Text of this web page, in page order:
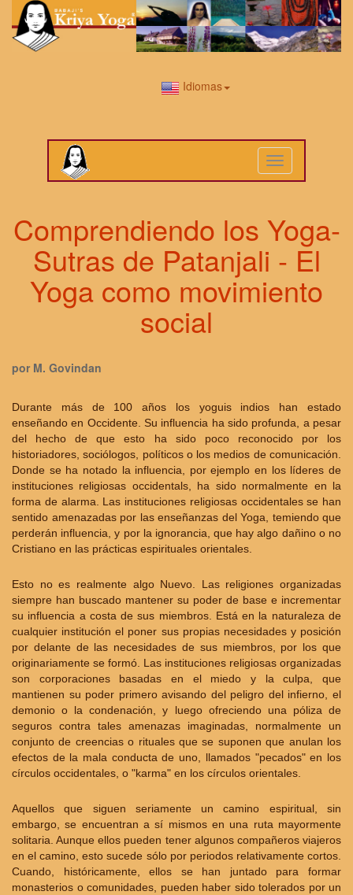
Idiomas
Toggle
navigation
Comprendiendo los Yoga-
Sutras de Patanjali - El
Yoga como movimiento
social
por M. Govindan
Durante más de 100 años los yoguis indios han estado
enseñando en Occidente. Su influencia ha sido profunda, a pesar
del hecho de que esto ha sido poco reconocido por los
historiadores, sociólogos, políticos o los medios de comunicación.
Donde se ha notado la influencia, por ejemplo en los líderes de
instituciones religiosas occidentals, ha sido normalmente en la
forma de alarma. Las instituciones religiosas occidentales se han
sentido amenazadas por las enseñanzas del Yoga, temiendo que
perderán influencia, y por la ignorancia, que hay algo dañino o no
Cristiano en las prácticas espirituales orientales.
Esto no es realmente algo Nuevo. Las religiones organizadas
siempre han buscado mantener su poder de base e incrementar
su influencia a costa de sus miembros. Está en la naturaleza de
cualquier institución el poner sus propias necesidades y posición
por delante de las necesidades de sus miembros, por los que
originariamente se formó. Las instituciones religiosas organizadas
son corporaciones basadas en el miedo y la culpa, que
mantienen su poder primero avisando del peligro del infierno, el
demonio o la condenación, y luego ofreciendo una póliza de
seguros contra tales amenazas imaginadas, normalmente un
conjunto de creencias o rituales que se suponen que anulan los
efectos de la mala conducta de uno, llamados "pecados" en los
círculos occidentales, o "karma" en los círculos orientales.
Aquellos que siguen seriamente un camino espiritual, sin
embargo, se encuentran a sí mismos en una ruta mayormente
solitaria. Aunque ellos pueden tener algunos compañeros viajeros
en el camino, esto sucede sólo por periodos relativamente cortos.
Cuando, históricamente, ellos se han juntado para formar
monasterios o comunidades, pueden haber sido tolerados por un